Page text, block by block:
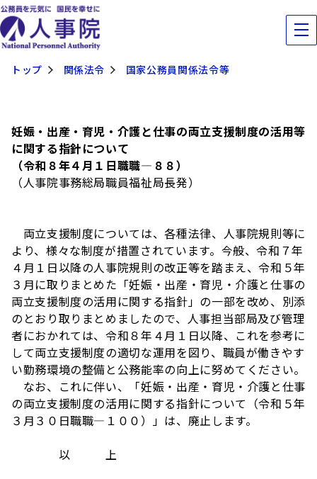
トップ 関係法令 国家公務員関係法令等
妊娠・出産・育児・介護と仕事の両立支援制度の活用等
に関する指針について
（令和８年４月１日職職―８８）
（人事院事務総局職員福祉局長発）
両立支援制度については、各種法律、人事院規則等に
より、様々な制度が措置されています。今般、令和７年
４月１日以降の人事院規則の改正等を踏まえ、令和５年
３月に取りまとめた「妊娠・出産・育児・介護と仕事の
両立支援制度の活用に関する指針」の一部を改め、別添
のとおり取りまとめましたので、人事担当部局及び管理
者におかれては、令和８年４月１日以降、これを参考に
して両立支援制度の適切な運用を図り、職員が働きやす
い勤務環境の整備と公務能率の向上に努めてください。
なお、これに伴い、「妊娠・出産・育児・介護と仕事
の両立支援制度の活用に関する指針について（令和５年
３月３０日職職―１００）」は、廃止します。
以 上